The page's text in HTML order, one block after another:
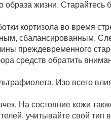
образа жизни.
кортизола во время
сбалансированным.
преждевременного
средств обратить
Изо всего
На состояние кожи
учитывайте свой